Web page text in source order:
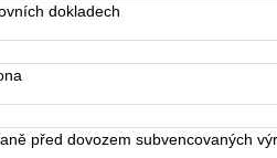
dokladech
před dovozem subvencovaných